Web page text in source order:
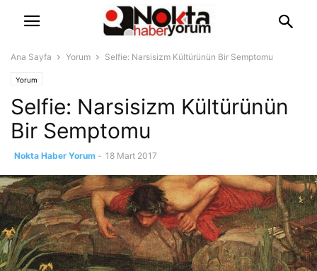
Ana Sayfa Yorum Selfie: Narsisizm Kültürünün Bir Semptomu
Yorum
Selfie: Narsisizm Kültürünün
Bir Semptomu
Nokta Haber Yorum - 18 Mart 2017